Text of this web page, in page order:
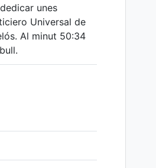
unes
Universal de
Al minut 50:34